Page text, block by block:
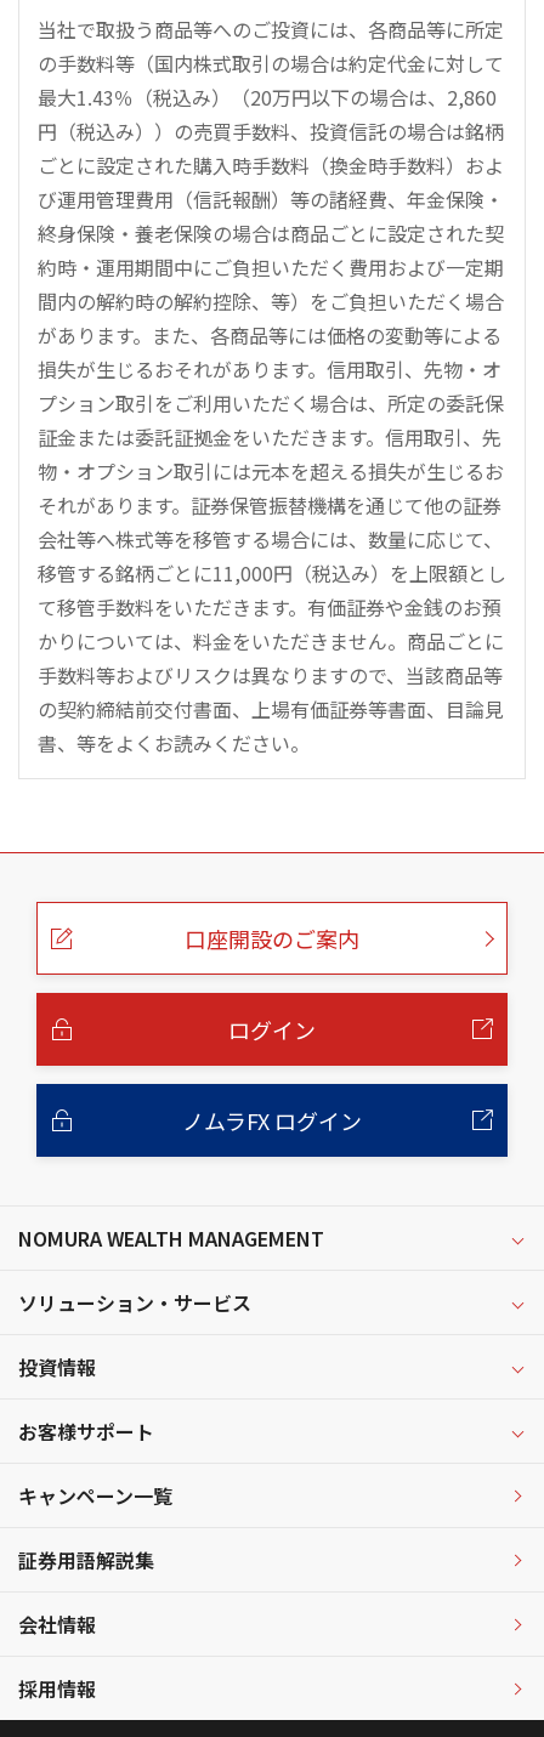
当社で取扱う商品等へのご投資には、各商品等に所定
の手数料等（国内株式取引の場合は約定代金に対して
最大1.43％（税込み）（20万円以下の場合は、2,860
円（税込み））の売買手数料、投資信託の場合は銘柄
ごとに設定された購入時手数料（換金時手数料）およ
び運用管理費用（信託報酬）等の諸経費、年金保険・
終身保険・養老保険の場合は商品ごとに設定された契
約時・運用期間中にご負担いただく費用および一定期
間内の解約時の解約控除、等）をご負担いただく場合
があります。また、各商品等には価格の変動等による
損失が生じるおそれがあります。信用取引、先物・オ
プション取引をご利用いただく場合は、所定の委託保
証金または委託証拠金をいただきます。信用取引、先
物・オプション取引には元本を超える損失が生じるお
それがあります。証券保管振替機構を通じて他の証券
会社等へ株式等を移管する場合には、数量に応じて、
移管する銘柄ごとに11,000円（税込み）を上限額とし
て移管手数料をいただきます。有価証券や金銭のお預
かりについては、料金をいただきません。商品ごとに
手数料等およびリスクは異なりますので、当該商品等
の契約締結前交付書面、上場有価証券等書面、目論見
書、等をよくお読みください。
こ
口座開設のご案内
ログイン
ノムラFX ログイン
NOMURA WEALTH MANAGEMENT
ソリューション・サービス
投資情報
お客様サポート
キャンペーン一覧
証券用語解説集
会社情報
採用情報